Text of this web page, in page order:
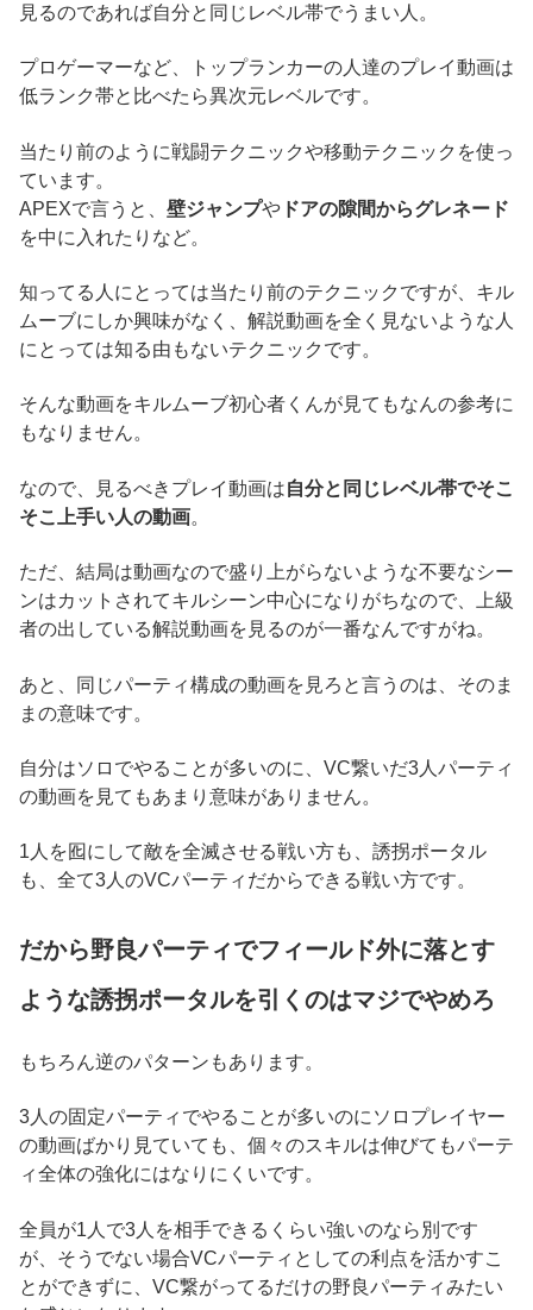
見るのであれば自分と同じレベル帯でうまい人。
プロゲーマーなど、トップランカーの人達のプレイ動画は
低ランク帯と比べたら異次元レベルです。
当たり前のように戦闘テクニックや移動テクニックを使っ
ています。
APEXで言うと、 壁ジャンプや ドアの隙間からグレネード
を中に入れたりなど。
知ってる人にとっては当たり前のテクニックですが、キル
ムーブにしか興味がなく、解説動画を全く見ないような人
にとっては知る由もないテクニックです。
そんな動画をキルムーブ初心者くんが見てもなんの参考に
もなりません。
なので、見るべきプレイ動画は自分と同じレベル帯でそこ
そこ上手い人の動画。
ただ、結局は動画なので盛り上がらないような不要なシー
ンはカットされてキルシーン中心になりがちなので、上級
者の出している解説動画を見るのが一番なんですがね。
あと、同じパーティ構成の動画を見ろと言うのは、そのま
まの意味です。
自分はソロでやることが多いのに、VC繋いだ3人パーティ
の動画を見てもあまり意味がありません。
1人を囮にして敵を全滅させる戦い方も、誘拐ポータル
も、全て3人のVCパーティだからできる戦い方です。
だから野良パーティでフィールド外に落とす
ような誘拐ポータルを引くのはマジでやめろ
もちろん逆のパターンもあります。
3人の固定パーティでやることが多いのにソロプレイヤー
の動画ばかり見ていても、個々のスキルは伸びてもパーテ
ィ全体の強化にはなりにくいです。
全員が1人で3人を相手できるくらい強いのなら別です
が、そうでない場合VCパーティとしての利点を活かすこ
とができずに、VC繋がってるだけの野良パーティみたい